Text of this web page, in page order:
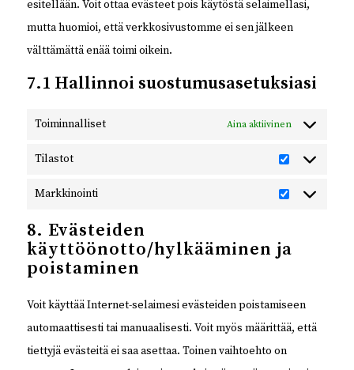
esitellään. Voit ottaa evästeet pois käytöstä selaimellasi,
mutta huomioi, että verkkosivustomme ei sen jälkeen
välttämättä enää toimi oikein.
7.1 Hallinnoi suostumusasetuksiasi
Toiminnalliset Aina aktiivinen
Tilastot
Markkinointi
8. Evästeiden
käyttöönotto/hylkääminen ja
poistaminen
Voit käyttää Internet-selaimesi evästeiden poistamiseen
automaattisesti tai manuaalisesti. Voit myös määrittää, että
tiettyjä evästeitä ei saa asettaa. Toinen vaihtoehto on